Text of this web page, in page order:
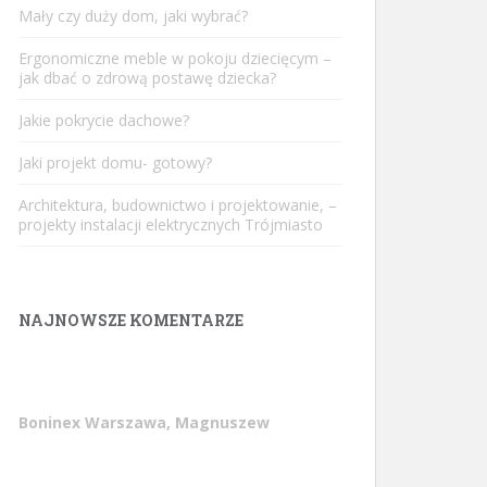
Mały czy duży dom, jaki wybrać?
Ergonomiczne meble w pokoju dziecięcym –
jak dbać o zdrową postawę dziecka?
Jakie pokrycie dachowe?
Jaki projekt domu- gotowy?
Architektura, budownictwo i projektowanie, –
projekty instalacji elektrycznych Trójmiasto
NAJNOWSZE KOMENTARZE
Boninex Warszawa, Magnuszew